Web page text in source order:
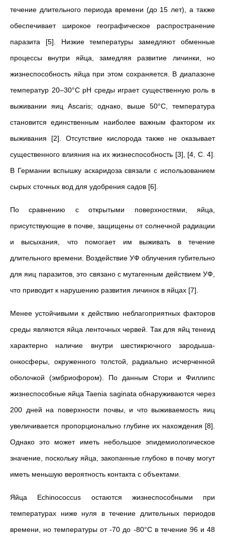
течение длительного периода времени (до 15 лет), а также
обеспечивает широкое географическое распространение
паразита [5]. Низкие температуры замедляют обменные
процессы внутри яйца, замедляя развитие личинки, но
жизнеспособность яйца при этом сохраняется. В диапазоне
температур 20–30°C pH среды играет существенную роль в
выживании яиц Ascaris; однако, выше 50°C, температура
становится единственным наиболее важным фактором их
выживания [2]. Отсутствие кислорода также не оказывает
существенного влияния на их жизнеспособность [3], [4, С. 4].
В Германии вспышку аскаридоза связали с использованием
сырых сточных вод для удобрения садов [6].
По сравнению с открытыми поверхностями, яйца,
присутствующие в почве, защищены от солнечной радиации
и высыхания, что помогает им выживать в течение
длительного времени. Воздействие УФ облучения губительно
для яиц паразитов, это связано с мутагенным действием УФ,
что приводит к нарушению развития личинок в яйцах [7].
Менее устойчивыми к действию неблагоприятных факторов
среды являются яйца ленточных червей. Так для яйц тенеид
характерно наличие внутри шестикрючного зародыша-
онкосферы, окруженного толстой, радиально исчерченной
оболочкой (эмбриофором). По данным Стори и Филлипс
жизнеспособные яйца Taenia saginata обнаруживаются через
200 дней на поверхности почвы, и что выживаемость яиц
увеличивается пропорционально глубине их нахождения [8].
Однако это может иметь небольшое эпидемиологическое
значение, поскольку яйца, закопанные глубоко в почву могут
иметь меньшую вероятность контакта с объектами.
Яйца Echinococcus остаются жизнеспособными при
температурах ниже нуля в течение длительных периодов
времени, но температуры от -70 до -80°C в течение 96 и 48